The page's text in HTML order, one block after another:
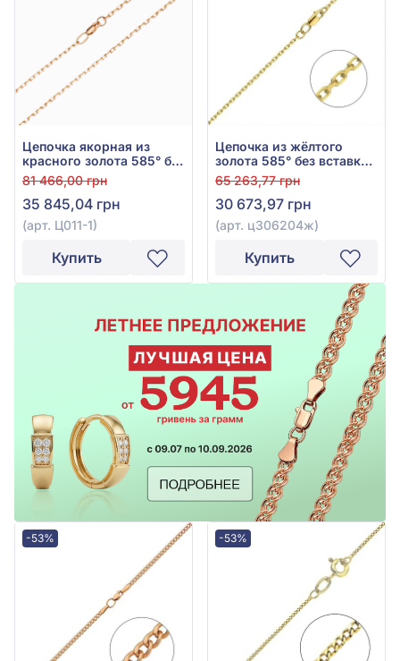
Цепочка якорная из
красного золота 585° без
вставки, арт. Ц011-1
81 466,00 грн
35 845,04 грн
(арт. Ц011-1)
Купить
Цепочка из жёлтого
золота 585° без вставки,
арт. ц306204ж
65 263,77 грн
30 673,97 грн
(арт. ц306204ж)
Купить
-53% -53%